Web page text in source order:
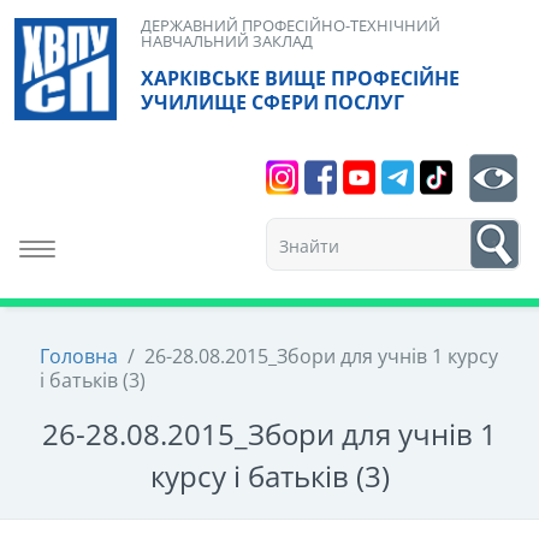
Skip
content
ХАРКІВСЬКЕ ВИЩЕ ПРОФЕСІЙНЕ
УЧИЛИЩЕ СФЕРИ ПОСЛУГ
ДЕРЖАВНИЙ ПРОФЕСІЙНО-ТЕХНІЧНИЙ
НАВЧАЛЬНИЙ ЗАКЛАД
Toggle navigation
1
Головна / 26-28.08.2015_Збори для учнів 1 курсу
і батьків (3)
26-28.08.2015_Збори для учнів 1
курсу і батьків (3)